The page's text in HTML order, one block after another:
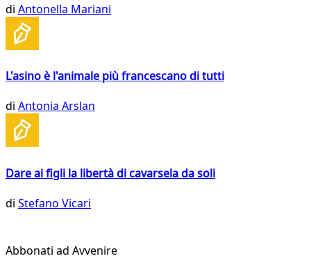
di Antonella Mariani
L'asino è l'animale più francescano di tutti
di Antonia Arslan
Dare ai figli la libertà di cavarsela da soli
di Stefano Vicari
Abbonati ad Avvenire